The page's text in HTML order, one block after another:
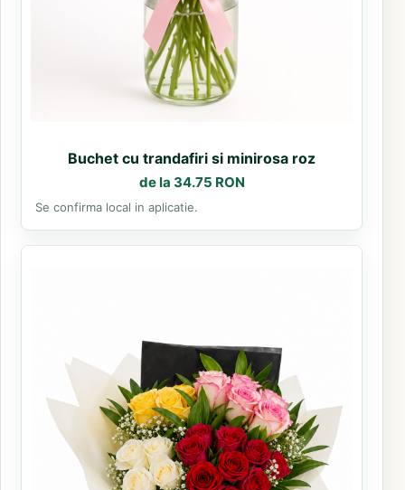
Buchet cu trandafiri si minirosa roz
de la 34.75 RON
Se confirma local in aplicatie.